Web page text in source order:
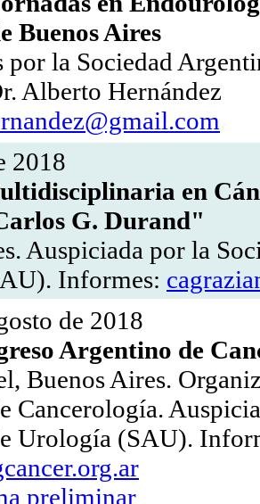
Buenos Aires
por la Sociedad
Alberto Hernández
2018
en
G. Durand"
Auspiciada por la
Informes:
de 2018
Argentino de
Buenos Aires.
Cancerología.
Urología (SAU).
preliminar